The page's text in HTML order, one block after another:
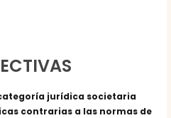
jurídica societaria
contrarias a las normas de